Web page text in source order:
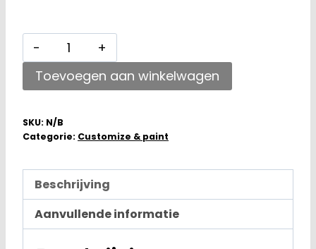
Tarrago
Sneaker
Paint
Violet
752
aantal
Toevoegen aan winkelwagen
SKU: N/B
Categorie: Customize & paint
Beschrijving
Aanvullende informatie